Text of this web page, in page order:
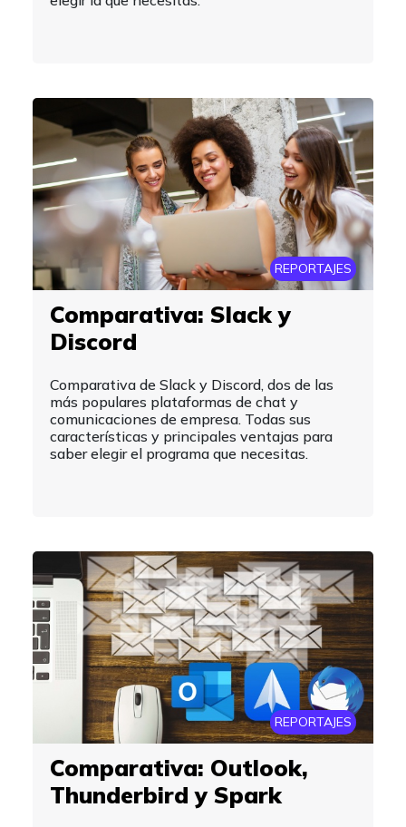
REPORTAJES
Comparativa: Slack y
Discord
Comparativa de Slack y Discord, dos de las
más populares plataformas de chat y
comunicaciones de empresa. Todas sus
características y principales ventajas para
saber elegir el programa que necesitas.
REPORTAJES
Comparativa: Outlook,
Thunderbird y Spark